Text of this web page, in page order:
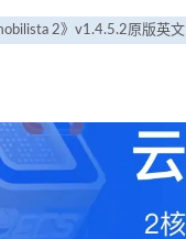
2》v1.4.5.2原版英文